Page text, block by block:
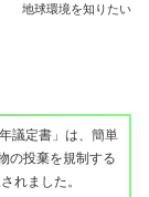
地球環境を知りたい
議定書」は、簡単
の投棄を規制する
れました。